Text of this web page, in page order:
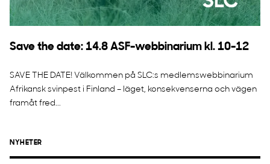
Save the date: 14.8 ASF-webbinarium kl. 10-12
SAVE THE DATE! Välkommen på SLC:s medlemswebbinarium
Afrikansk svinpest i Finland – läget, konsekvenserna och vägen
framåt fred...
NYHETER